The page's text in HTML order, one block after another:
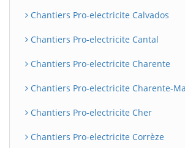
Chantiers Pro-electricite Calvados
Chantiers Pro-electricite Cantal
Chantiers Pro-electricite Charente
Chantiers Pro-electricite Charente-
Chantiers Pro-electricite Cher
Chantiers Pro-electricite Corrèze